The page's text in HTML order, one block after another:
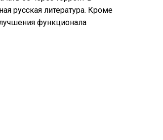
русская литература. Кроме
функционала